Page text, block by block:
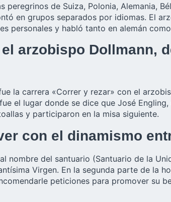
peregrinos de Suiza, Polonia, Alemania,
en grupos separados por idiomas. El
personales y habló tanto en alemán
arzobispo Dollmann,
la carrera «Correr y rezar» con el
el lugar donde se dice que José
y participaron en la misa siguiente.
con el dinamismo
nombre del santuario (Santuario de la
Virgen. En la segunda parte de la
peticiones para promover su